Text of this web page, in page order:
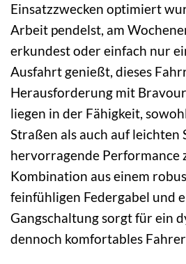
Einsatzzwecken optimiert
Arbeit pendelst, am
erkundest oder einfach nur
Ausfahrt genießt, dieses
Herausforderung mit
liegen in der Fähigkeit,
Straßen als auch auf leichten
hervorragende Performance
Kombination aus einem
feinfühligen Federgabel und
Gangschaltung sorgt für ein
dennoch komfortables